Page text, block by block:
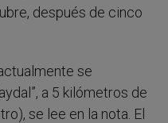
después de cinco
se
a 5 kilómetros de
se lee en la nota. El